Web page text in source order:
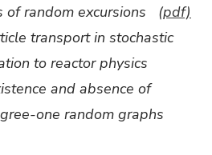
of random excursions (pdf)
transport in stochastic
to reactor physics
and absence of
one random graphs